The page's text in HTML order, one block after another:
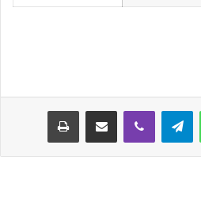
واتسابتيلقرامڤايبر مشاركة عبر البريد طباعة